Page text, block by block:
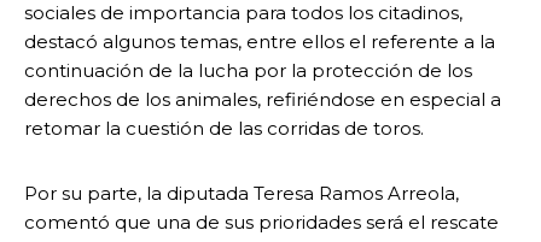
sociales de importancia para todos los citadinos,
destacó algunos temas, entre ellos el referente a la
continuación de la lucha por la protección de los
derechos de los animales, refiriéndose en especial a
retomar la cuestión de las corridas de toros.
Por su parte, la diputada Teresa Ramos Arreola,
comentó que una de sus prioridades será el rescate